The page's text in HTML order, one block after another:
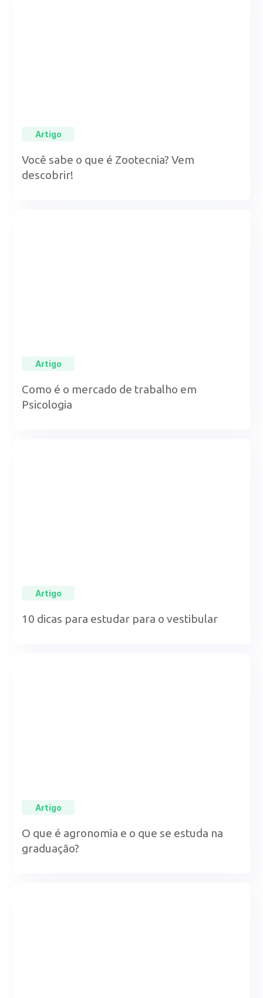
Artigo
Você sabe o que é Zootecnia? Vem
descobrir!
Artigo
Como é o mercado de trabalho em
Psicologia
Artigo
10 dicas para estudar para o vestibular
Artigo
O que é agronomia e o que se estuda na
graduação?